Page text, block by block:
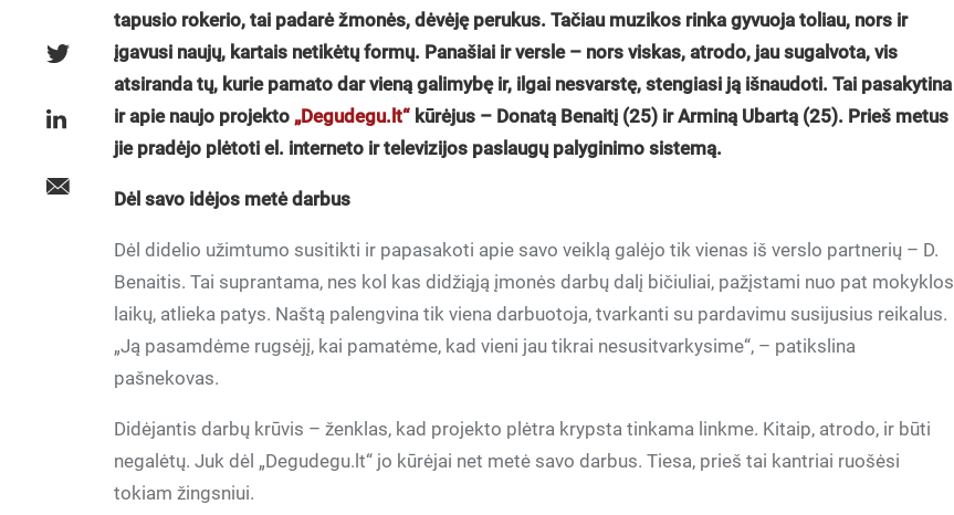
tapusio rokerio, tai padarė žmonės, dėvėję perukus. Tačiau muzikos rinka gyvuoja toliau, nors ir
įgavusi naujų, kartais netikėtų formų. Panašiai ir versle – nors viskas, atrodo, jau sugalvota, vis
atsiranda tų, kurie pamato dar vieną galimybę ir, ilgai nesvarstę, stengiasi ją išnaudoti. Tai pasakytina
ir apie naujo projekto „Degudegu.lt“ kūrėjus – Donatą Benaitį (25) ir Arminą Ubartą (25). Prieš metus
jie pradėjo plėtoti el. interneto ir televizijos paslaugų palyginimo sistemą.
Dėl savo idėjos metė darbus
Dėl didelio užimtumo susitikti ir papasakoti apie savo veiklą galėjo tik vienas iš verslo partnerių – D.
Benaitis. Tai suprantama, nes kol kas didžiąją įmonės darbų dalį bičiuliai, pažįstami nuo pat mokyklos
laikų, atlieka patys. Naštą palengvina tik viena darbuotoja, tvarkanti su pardavimu susijusius reikalus.
„Ją pasamdėme rugsėjį, kai pamatėme, kad vieni jau tikrai nesusitvarkysime“, – patikslina
pašnekovas.
Didėjantis darbų krūvis – ženklas, kad projekto plėtra krypsta tinkama linkme. Kitaip, atrodo, ir būti
negalėtų. Juk dėl „Degudegu.lt“ jo kūrėjai net metė savo darbus. Tiesa, prieš tai kantriai ruošėsi
tokiam žingsniui.